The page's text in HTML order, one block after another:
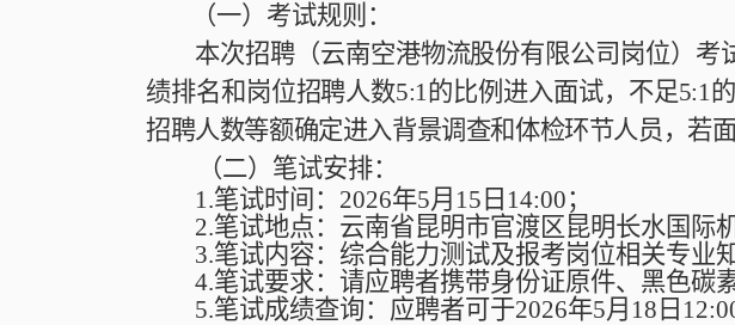
（一）考试规则：
本次招聘（云南空港物流股份有限公司岗位）考
绩排名和岗位招聘人数5:1的比例进入面试，不足5:1
招聘人数等额确定进入背景调查和体检环节人员，若
（二）笔试安排：
1.笔试时间 ： 2026年5月 15 日 14:00；
2.笔试地点： 云南省昆明市官渡区昆明长水国际
3.笔试内容： 综合能力测试及报考岗位相关专业
4.笔试要求： 请应聘者携带身份证原件、黑色碳
5.笔试成绩查询：应聘者可于2026年5月 18 日 12: